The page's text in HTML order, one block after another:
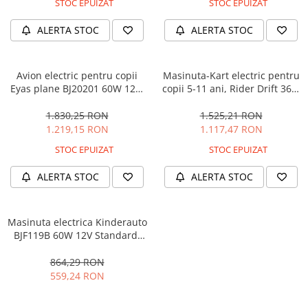
STOC EPUIZAT
ALERTA STOC
STOC EPUIZAT
ALERTA STOC
Avion electric pentru copii
Eyas plane BJ20201 60W 12V,
1.830,25 RON
1.219,15 RON
STOC EPUIZAT
ALERTA STOC
Masinuta-Kart electric pentru
copii 5-11 ani, Rider Drift 360,
1.525,21 RON
1.117,47 RON
STOC EPUIZAT
ALERTA STOC
Masinuta electrica Kinderauto
BJF119B 60W 12V Standard,
864,29 RON
559,24 RON